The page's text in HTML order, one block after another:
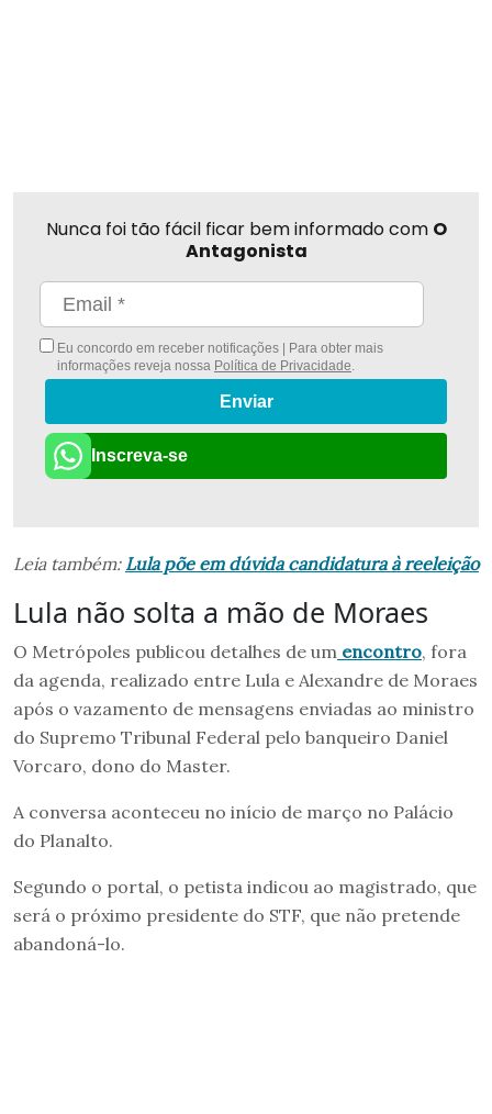
Nunca foi tão fácil ficar bem informado com O
Antagonista
Eu concordo em receber notificações | Para obter mais
informações reveja nossa Política de Privacidade.
Enviar
Inscreva-se
Leia também: Lula põe em dúvida candidatura à reeleição
Lula não solta a mão de Moraes
O Metrópoles publicou detalhes de um encontro, fora
da agenda, realizado entre Lula e Alexandre de Moraes
após o vazamento de mensagens enviadas ao ministro
do Supremo Tribunal Federal pelo banqueiro Daniel
Vorcaro, dono do Master.
A conversa aconteceu no início de março no Palácio
do Planalto.
Segundo o portal, o petista indicou ao magistrado, que
será o próximo presidente do STF, que não pretende
abandoná-lo.